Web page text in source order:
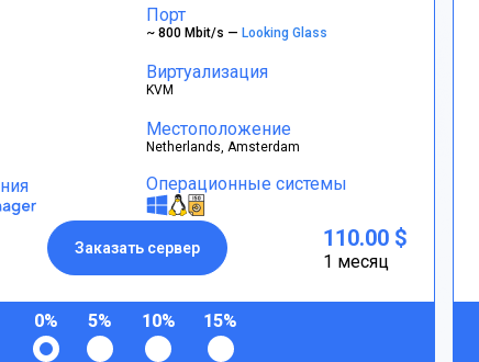
Порт
~ 800 Mbit/s — Looking Glass
Виртуализация
KVM
Местоположение
Netherlands, Amsterdam
Операционные системы
Заказать сервер 110.00 $
1 месяц
0% 5% 10% 15%